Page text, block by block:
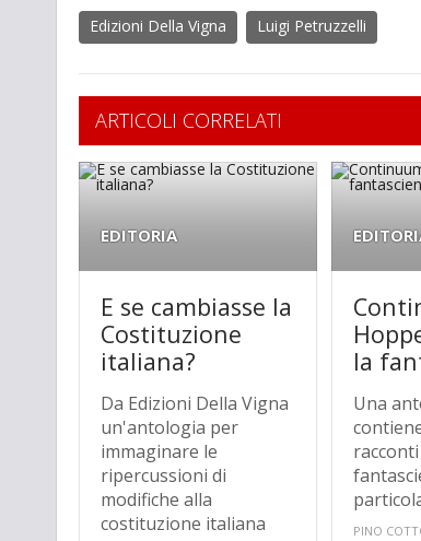
Edizioni Della Vigna
Luigi Petruzzelli
ARTICOLI CORRELATI
EDITORIA
E se cambiasse la
Costituzione
italiana?
Da Edizioni Della Vigna
un'antologia per
immaginare le
ripercussioni di
modifiche alla
costituzione italiana
la
Una
PINO